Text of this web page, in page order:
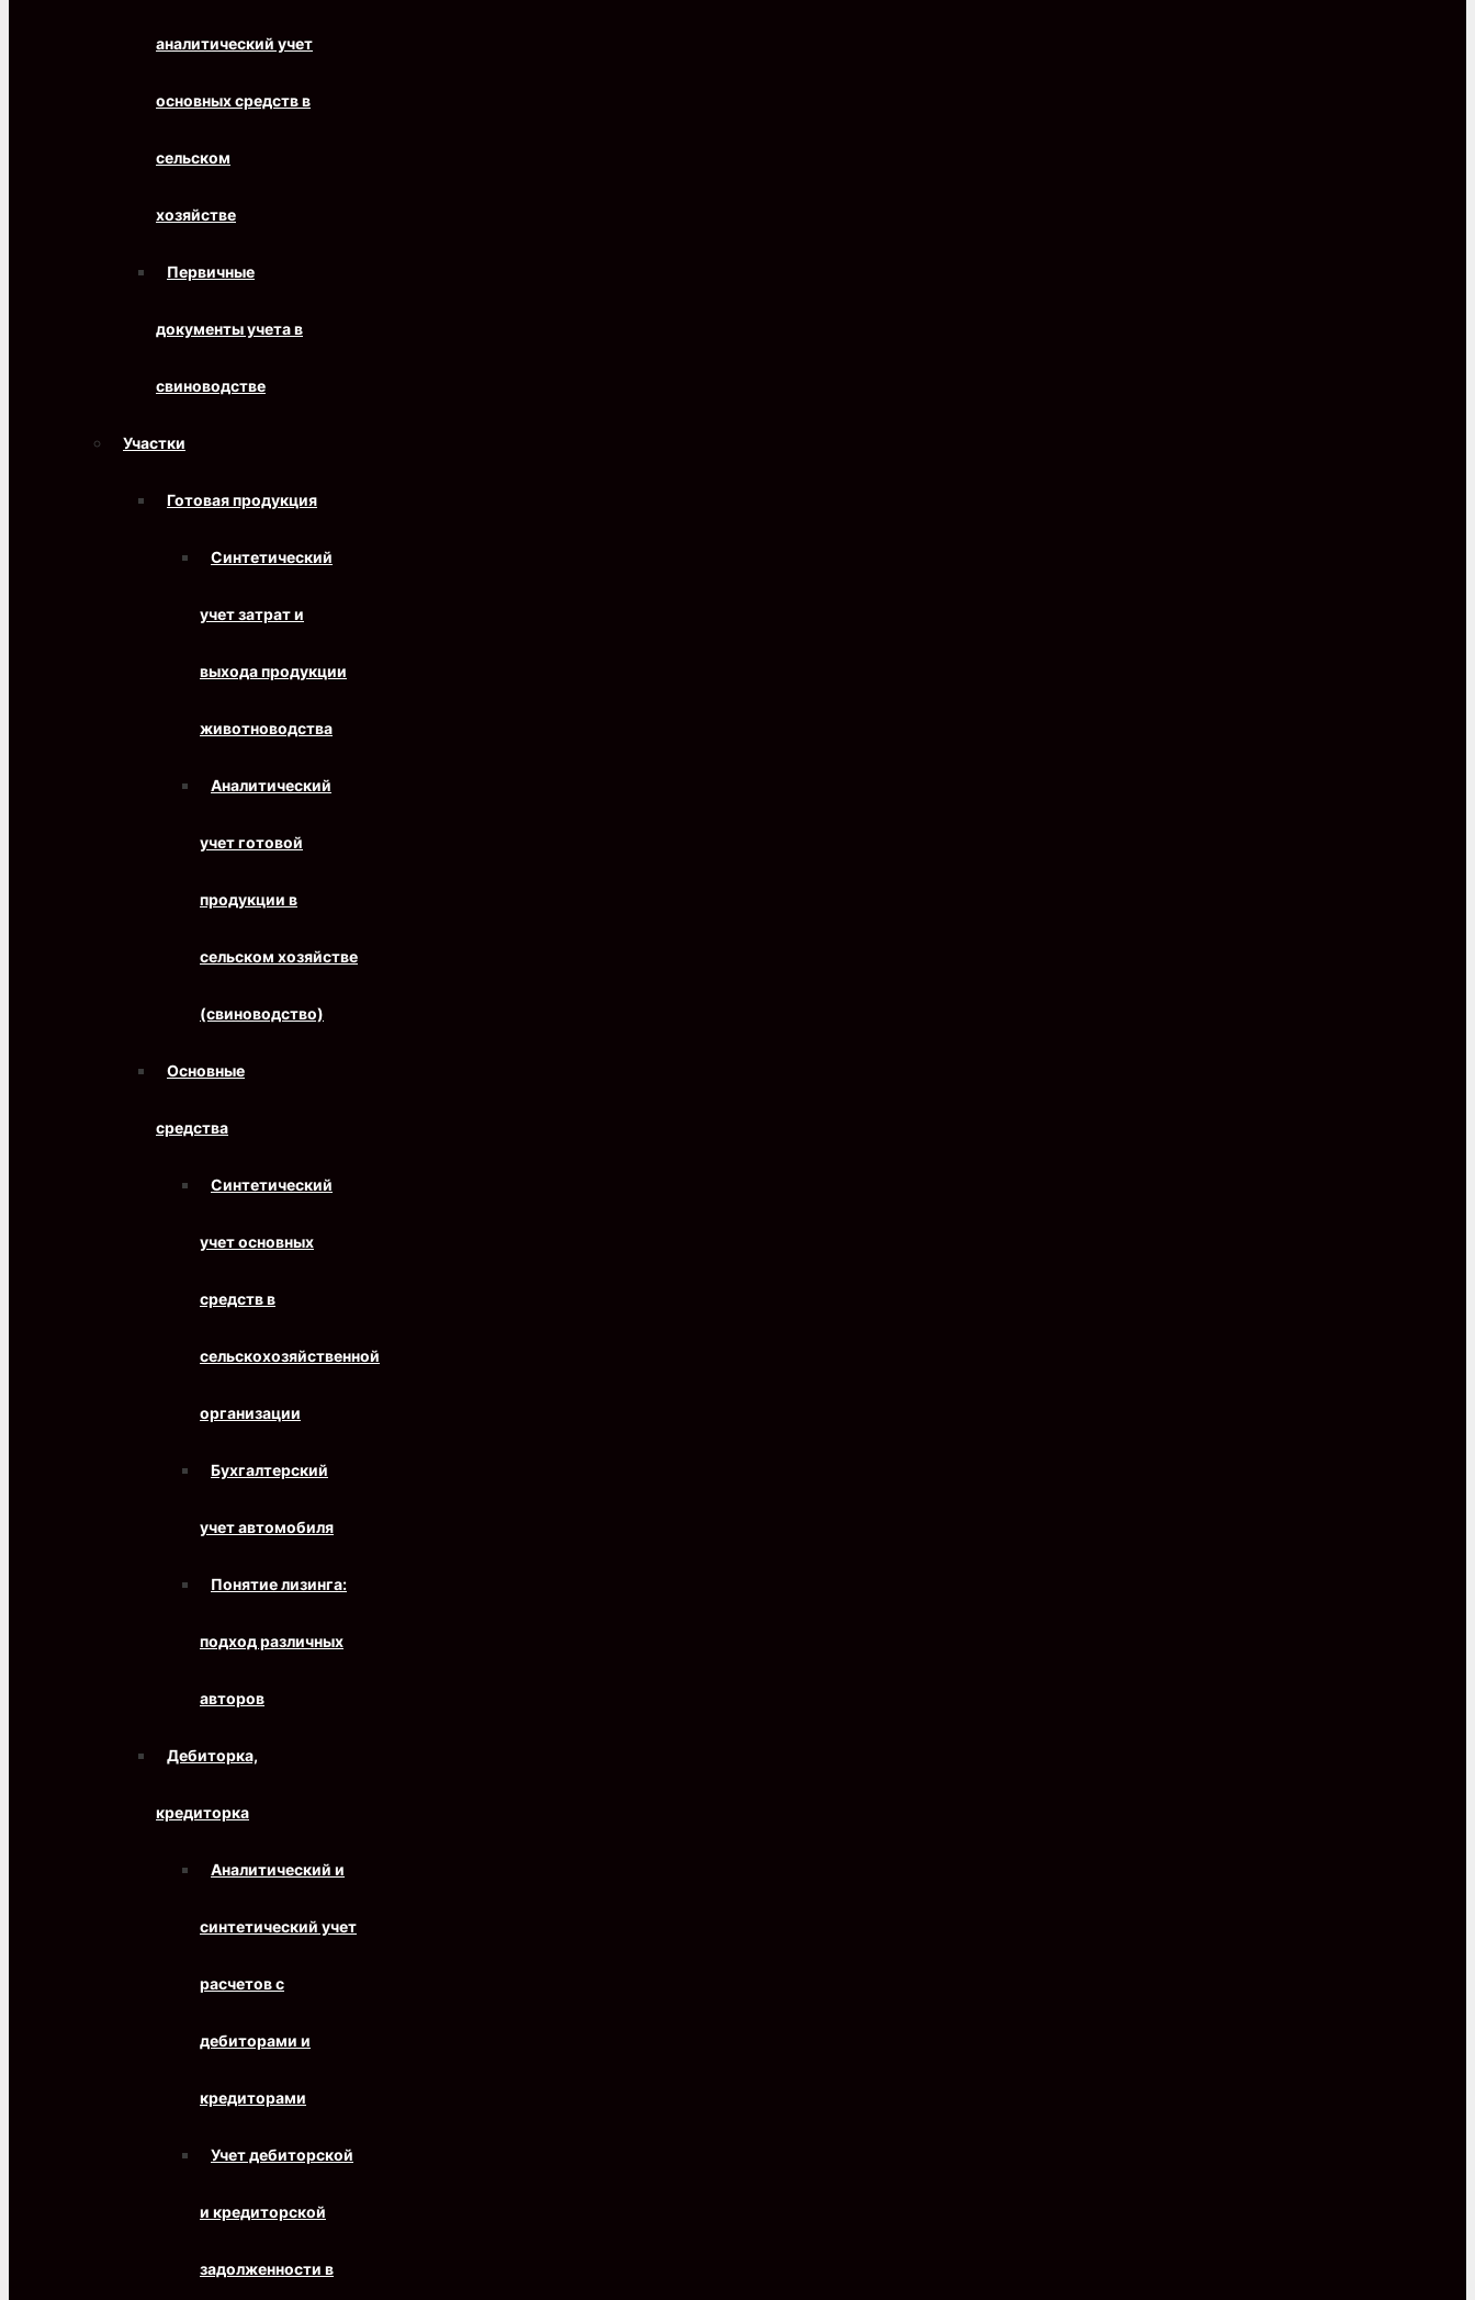
аналитический учет
основных средств в
сельском
хозяйстве
Первичные
документы учета в
свиноводстве
Участки
Готовая продукция
Синтетический
учет затрат и
выхода продукции
животноводства
Аналитический
учет готовой
продукции в
сельском хозяйстве
(свиноводство)
Основные
средства
Синтетический
учет основных
средств в
сельскохозяйственной
организации
Бухгалтерский
учет автомобиля
Понятие лизинга:
подход различных
авторов
Дебиторка,
кредиторка
Аналитический и
синтетический учет
расчетов с
дебиторами и
кредиторами
Учет дебиторской
и кредиторской
задолженности в